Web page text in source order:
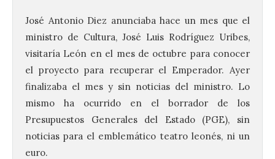
José Antonio Diez anunciaba hace un mes que el
ministro de Cultura, José Luis Rodríguez Uribes,
visitaría León en el mes de octubre para conocer
el proyecto para recuperar el Emperador. Ayer
finalizaba el mes y sin noticias del ministro. Lo
mismo ha ocurrido en el borrador de los
Presupuestos Generales del Estado (PGE), sin
noticias para el emblemático teatro leonés, ni un
euro.